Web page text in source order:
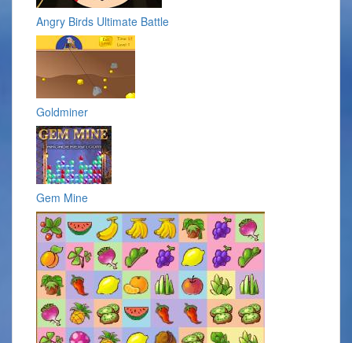
Angry Birds Ultimate Battle
Goldminer
Gem Mine